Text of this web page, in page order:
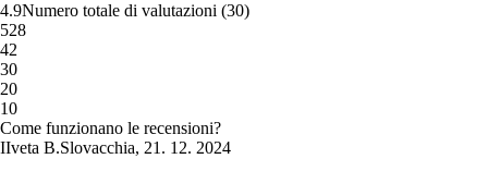
4.9Numero totale di valutazioni (30)
528
42
30
20
10
Come funzionano le recensioni?
IIveta B.Slovacchia, 21. 12. 2024